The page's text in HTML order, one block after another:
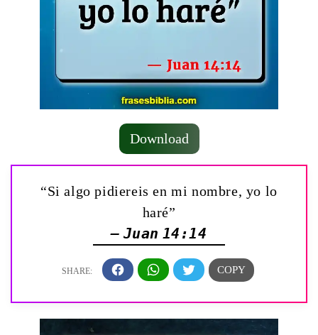
Download
“Si algo pidiereis en mi nombre, yo lo
haré”
— Juan 14:14